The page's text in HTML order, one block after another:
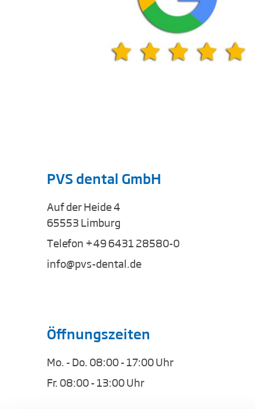
PVS dental GmbH
Auf der Heide 4
65553 Limburg
Telefon +49 6431 28580-0
info@pvs-dental.de
Öffnungszeiten
Mo. - Do. 08:00 - 17:00 Uhr
Fr. 08:00 - 13:00 Uhr